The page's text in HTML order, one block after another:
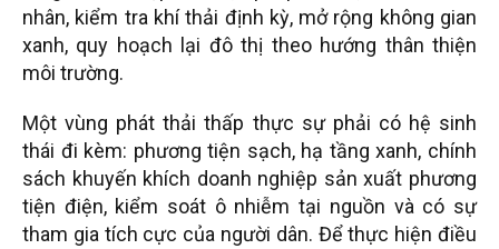
nhân, kiểm tra khí thải định kỳ, mở rộng không gian
xanh, quy hoạch lại đô thị theo hướng thân thiện
môi trường.
Một vùng phát thải thấp thực sự phải có hệ sinh
thái đi kèm: phương tiện sạch, hạ tầng xanh, chính
sách khuyến khích doanh nghiệp sản xuất phương
tiện điện, kiểm soát ô nhiễm tại nguồn và có sự
tham gia tích cực của người dân. Để thực hiện điều